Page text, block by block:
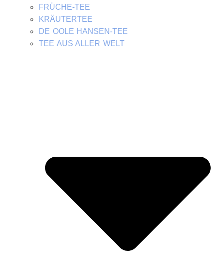
FRÜCHE-TEE
KRÄUTERTEE
DE OOLE HANSEN-TEE
TEE AUS ALLER WELT